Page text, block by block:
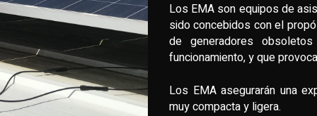
Los EMA son equipos de
sido concebidos con el
de generadores
funcionamiento, y que
Los EMA asegurarán una
muy compacta y ligera.